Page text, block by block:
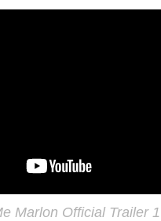
Marlon Official Trailer